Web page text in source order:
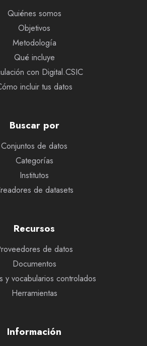
Quiénes somos
Objetivos
Metodología
Qué incluye
con Digital.CSIC
incluir tus datos
Buscar por
Conjuntos de datos
Categorías
Institutos
de datasets
Recursos
de datos
Documentos
y vocabularios controlados
Herramientas
Información